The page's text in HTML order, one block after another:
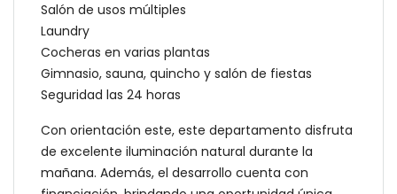
Salón de usos múltiples
Laundry
Cocheras en varias plantas
Gimnasio, sauna, quincho y salón de fiestas
Seguridad las 24 horas
Con orientación este, este departamento disfruta
de excelente iluminación natural durante la
mañana. Además, el desarrollo cuenta con